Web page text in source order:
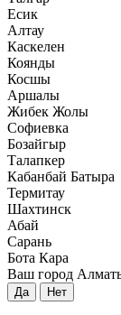
Есик
Алтау
Каскелен
Коянды
Косшы
Аршалы
Жибек Жолы
Софиевка
Бозайгыр
Талапкер
Кабанбай Батыра
Термитау
Шахтинск
Абай
Сарань
Бота Кара
Ваш город
Да Нет